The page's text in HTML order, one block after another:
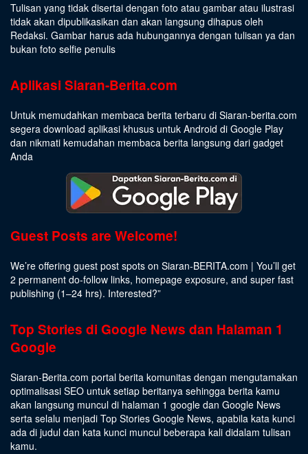
Tulisan yang tidak disertai dengan foto atau gambar atau ilustrasi
tidak akan dipublikasikan dan akan langsung dihapus oleh
Redaksi. Gambar harus ada hubungannya dengan tulisan ya dan
bukan foto selfie penulis
Aplikasi Siaran-Berita.com
Untuk memudahkan membaca berita terbaru di Siaran-berita.com
segera download aplikasi khusus untuk Android di Google Play
dan nikmati kemudahan membaca berita langsung dari gadget
Anda
Guest Posts are Welcome!
We’re offering guest post spots on Siaran-BERITA.com | You’ll get
2 permanent do-follow links, homepage exposure, and super fast
publishing (1–24 hrs). Interested?”
Top Stories di Google News dan Halaman 1
Google
Siaran-Berita.com portal berita komunitas dengan mengutamakan
optimalisasi SEO untuk setiap beritanya sehingga berita kamu
akan langsung muncul di halaman 1 google dan Google News
serta selalu menjadi Top Stories Google News, apabila kata kunci
ada di judul dan kata kunci muncul beberapa kali didalam tulisan
kamu.